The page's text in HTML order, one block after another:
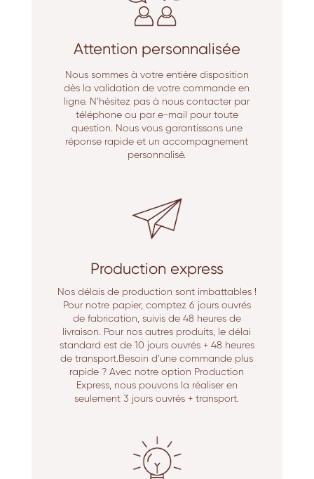
Attention personnalisée
Nous sommes à votre entière disposition
dès la validation de votre commande en
ligne. N’hésitez pas à nous contacter par
téléphone ou par e-mail pour toute
question. Nous vous garantissons une
réponse rapide et un accompagnement
personnalisé.
Production express
Nos délais de production sont imbattables !
Pour notre papier, comptez 6 jours ouvrés
de fabrication, suivis de 48 heures de
livraison. Pour nos autres produits, le délai
standard est de 10 jours ouvrés + 48 heures
de transport.Besoin d’une commande plus
rapide ? Avec notre option Production
Express, nous pouvons la réaliser en
seulement 3 jours ouvrés + transport.